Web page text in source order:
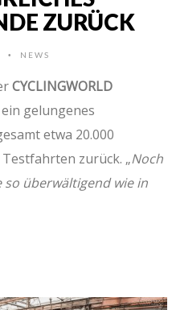
ZURÜCK
• NEWS
CYCLINGWORLD
gelungenes
etwa 20.000
zurück. „Noch
so überwältigend wie in